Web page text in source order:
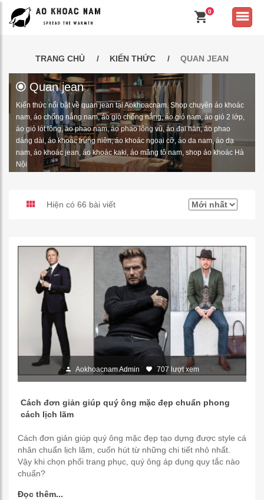
0
TRANG CHỦ KIẾN THỨC QUAN JEAN
Quan jean
Kiến thức nổi bật về quan jean tại Aokhoacnam. Shop chuyên áo khoác
nam, áo chống nắng nam, áo gió chống nắng, áo gió nam, áo gió 2 lớp,
áo gió lót lông, áo phao nam, áo phao lông vũ, áo đại hàn, áo phao
dáng dài, áo khoác trung niên, áo khoác ngoại cỡ, áo da nam, áo dạ
nam, áo khoác jean, áo khoác kaki, áo măng tô nam, shop áo khoác Hà
Nội
Hiện có 66 bài viết
Aokhoacnam Admin 707 lượt xem
Cách đơn giản giúp quý ông mặc đẹp chuẩn phong
cách lịch lãm
Cách đơn giản giúp quý ông mặc đẹp tạo dựng được style cá
nhân chuẩn lịch lãm, cuốn hút từ những chi tiết nhỏ nhất.
Vậy khi chọn phối trang phục, quý ông áp dụng quy tắc nào
chuẩn?
Đọc thêm...